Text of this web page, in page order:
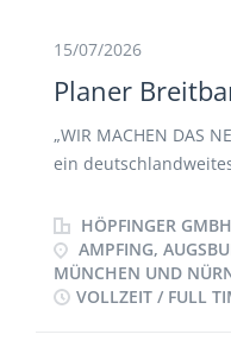
15/07/2026
Planer
„WIR MACHEN DAS
ein
zuverlässiger Partner
Netzausbau arbeitet
kundenorientierten
Planung,
HÖPFINGER
AMPFING,
MÜNCHEN UND
VOLLZEIT / FULL